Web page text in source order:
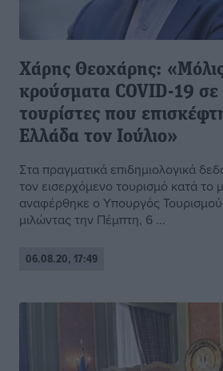
Χάρης Θεοχάρης:
κρούσματα COVID-19 σε
τουρίστες που
Ελλάδα τον Ιούλιο»
Στα πραγματικά επιδημιολογικά
τον εισερχόμενο τουρισμό κατά το
αναφέρθηκε ο Υπουργός
μιλώντας την Πέμπτη, 6 ...
06.08.20, 17:49